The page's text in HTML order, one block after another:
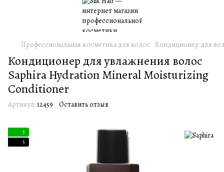
Профессиональная косметика для волос Кондиционер для
Кондиционер для увлажнения волос
Saphira Hydration Mineral Moisturizing
Conditioner
Артикул:12459 Оставить отзыв
5
5